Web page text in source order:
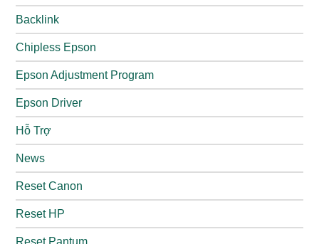
Backlink
Chipless Epson
Epson Adjustment Program
Epson Driver
Hỗ Trợ
News
Reset Canon
Reset HP
Reset Pantum